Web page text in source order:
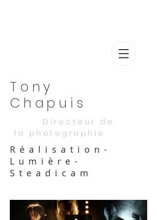
Tony
Chapuis
Directeur de
la photographie
Réalisation-
Lumière-
Steadicam